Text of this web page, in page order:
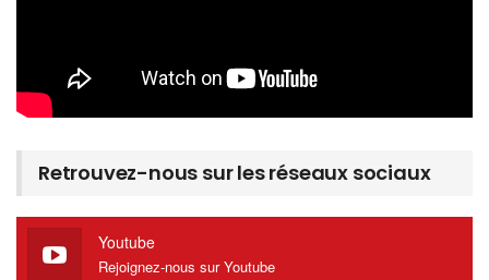
Retrouvez-nous sur les réseaux sociaux
Youtube
Rejoignez-nous sur Youtube